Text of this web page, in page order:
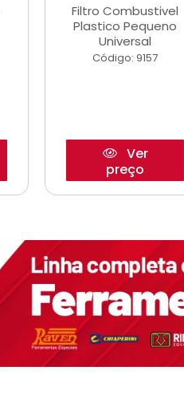
Filtro Combustivel
Plastico Pequeno
Universal
Código: 9157
Ver
preço